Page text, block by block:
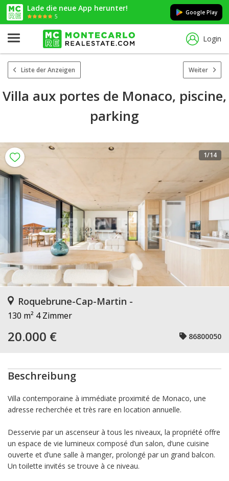
Lade die neue App herunter!
5
Google Play
Login
Liste der Anzeigen Weiter
Villa aux portes de Monaco, piscine,
parking
1/14
Roquebrune-Cap-Martin -
130 m² 4 Zimmer
20.000 € 86800050
Beschreibung
Villa contemporaine à immédiate proximité de Monaco, une
adresse recherchée et très rare en location annuelle.
Desservie par un ascenseur à tous les niveaux, la propriété offre
un espace de vie lumineux composé d’un salon, d’une cuisine
ouverte et d’une salle à manger, prolongé par un grand balcon.
Un toilette invités se trouve à ce niveau.